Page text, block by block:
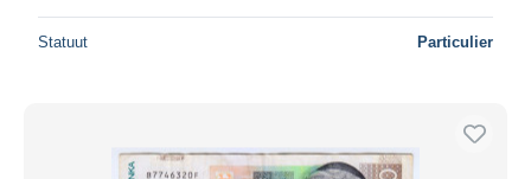
Statuut Particulier